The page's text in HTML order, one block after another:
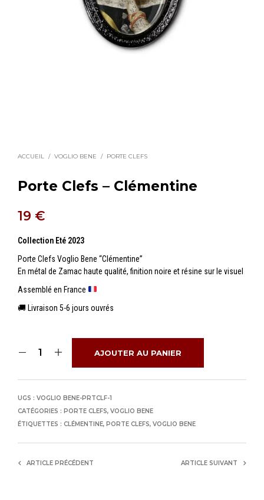
ACCUEIL / VOGLIO BENE / PORTE CLEFS
Porte Clefs – Clémentine
19 €
Collection Eté 2023
Porte Clefs Voglio Bene “Clémentine”
En métal de Zamac haute qualité, finition noire et résine sur le visuel
Assemblé en France
🚚 Livraison 5-6 jours ouvrés
AJOUTER AU PANIER
UGS : VOGLIO BENE-PRTCLF-1
CATÉGORIES : PORTE CLEFS, VOGLIO BENE
ÉTIQUETTES : CLÉMENTINE, PORTE CLEFS, VOGLIO BENE
ARTICLE PRÉCÉDENT ARTICLE SUIVANT